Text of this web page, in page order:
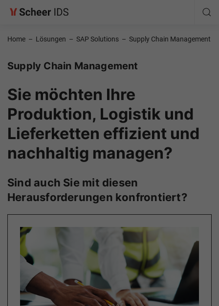
Home – Lösungen – SAP Solutions – Supply Chain Management
Supply Chain Management
Sie möchten Ihre
Produktion, Logistik und
Lieferketten effizient und
nachhaltig managen?
Sind auch Sie mit diesen
Herausforderungen konfrontiert?